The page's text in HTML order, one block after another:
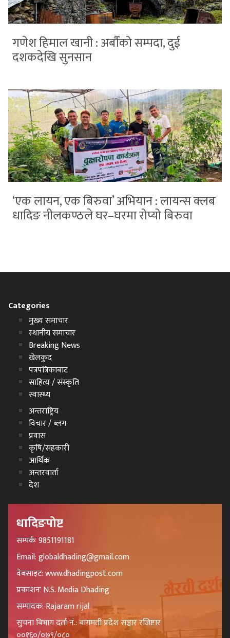
गणेश हिमाल खानी : अर्बौंको सम्पदा, दुई
दशकदेखि सुनसान
‘एक लायन, एक बिरुवा’ अभियान : लायन्स क्लब
धादिङ नीलकण्ठले घर–घरमा रोप्यो बिरुवा
Categories
मुख्य समाचार
स्थानीय समाचार
Breaking News
खेलकुद
पत्रपत्रिकाबाट
साहित्य / संस्कृति
स्वास्थ्य
अन्तराष्ट्रिय
विचार / ब्लग
प्रवास
कृषि/सहकारी
आर्थिक
अन्तरवार्ता
देश
धादिङपोष्ट
सम्पर्कः 9851191181
Email: globaldhading@gmail.com
वेबसाइट: www.dhadingpost.com
प्रकाशनः N.S. Media Dhading
सम्पादक: Rajaram rijal
सुचना बिभाग दर्ता नं.: बागमती प्रदेश सञ्चार रजिष्टार
००१६०/०७९/०८०